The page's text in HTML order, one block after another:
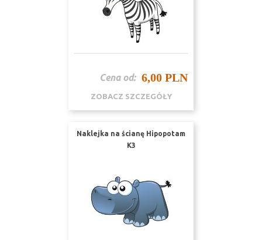
Cena od: 6,00 PLN
ZOBACZ SZCZEGÓŁY
Naklejka na ścianę Hipopotam
K3